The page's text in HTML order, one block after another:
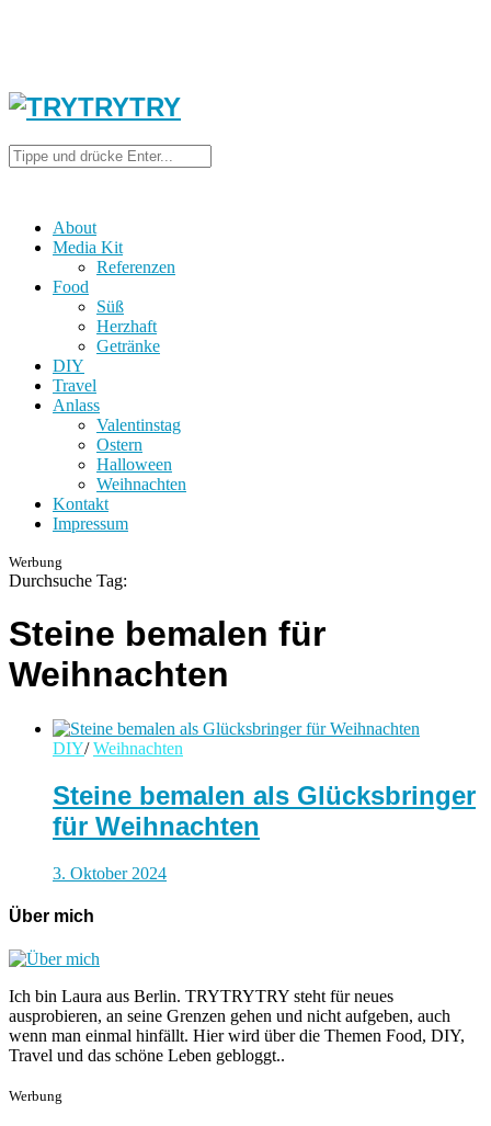
About
Media Kit
Referenzen
Food
Süß
Herzhaft
Getränke
DIY
Travel
Anlass
Valentinstag
Ostern
Halloween
Weihnachten
Kontakt
Impressum
Werbung
Durchsuche Tag:
Steine bemalen für
Weihnachten
DIY/ Weihnachten
Steine bemalen als Glücksbringer
für Weihnachten
3. Oktober 2024
Über mich
Ich bin Laura aus Berlin. TRYTRYTRY steht für neues
ausprobieren, an seine Grenzen gehen und nicht aufgeben, auch
wenn man einmal hinfällt. Hier wird über die Themen Food, DIY,
Travel und das schöne Leben gebloggt..
Werbung